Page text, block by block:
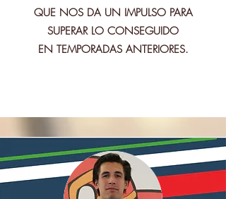
QUE NOS DA UN IMPULSO PARA
SUPERAR LO CONSEGUIDO
EN TEMPORADAS ANTERIORES.